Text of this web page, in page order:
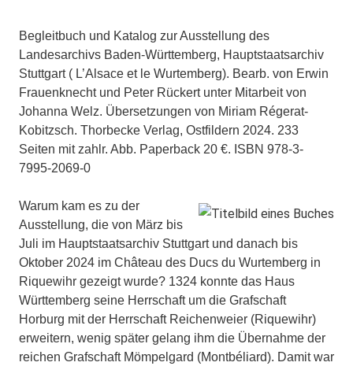
Begleitbuch und Katalog zur Ausstellung des
Landesarchivs Baden-Württemberg, Hauptstaatsarchiv
Stuttgart ( L’Alsace et le Wurtemberg). Bearb. von Erwin
Frauenknecht und Peter Rückert unter Mitarbeit von
Johanna Welz. Übersetzungen von Miriam Régerat-
Kobitzsch. Thorbecke Verlag, Ostfildern 2024. 233
Seiten mit zahlr. Abb. Paperback 20 €. ISBN 978-3-
7995-2069-0
Warum kam es zu der
Ausstellung, die von März bis
Juli im Hauptstaatsarchiv Stuttgart und danach bis
Oktober 2024 im Château des Ducs du Wurtemberg in
Riquewihr gezeigt wurde? 1324 konnte das Haus
Württemberg seine Herrschaft um die Grafschaft
Horburg mit der Herrschaft Reichenweier (Riquewihr)
erweitern, wenig später gelang ihm die Übernahme der
reichen Grafschaft Mömpelgard (Montbéliard). Damit war